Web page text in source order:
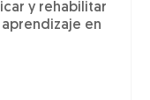
y rehabilitar
en